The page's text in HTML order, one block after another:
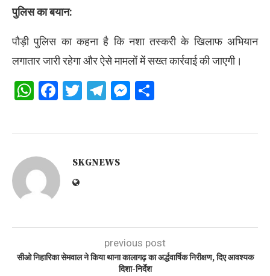
पुलिस का बयान:
पौड़ी पुलिस का कहना है कि नशा तस्करी के खिलाफ अभियान
लगातार जारी रहेगा और ऐसे मामलों में सख्त कार्रवाई की जाएगी।
WhatsApp
Facebook
Twitter
Telegram
Messenger
SKGNEWS
previous post
सीओ निहारिका सेमवाल ने किया थाना कालागढ़ का अर्द्धवार्षिक निरीक्षण, दिए आवश्यक
दिशा-निर्देश